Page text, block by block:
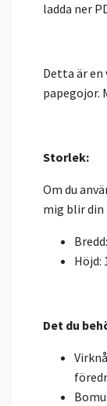
ladda ner
Detta är
papegojor.
Storlek:
Om du
mig blir
Höjd:
Det du